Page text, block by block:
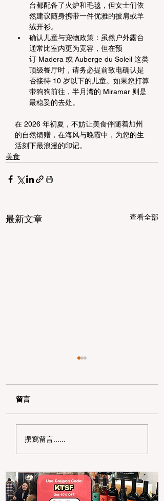
台都配备了火炉和毛毯，但女士们依
然建议随身携带一件优雅的披肩或羊
绒开衫。
确认儿童与宠物政策：虽然户外露台
通常比室内更为宽容，但在预
订 Madera 或 Auberge du Soleil 这类
顶级餐厅时，请务必提前致电确认是
否接待 10 岁以下的儿童。如果您打算
带狗狗前往，半月湾的 Miramar 则是
最稳妥的去处。
在 2026 年初夏，不妨让美食伴随着加州
的自然馈赠，在海风与晚霞中，为您的生
活刻下最浪漫的印记。
美食
最新文章 查看全部
湾区 2026 精致甜品地
留言
撰寫留言......